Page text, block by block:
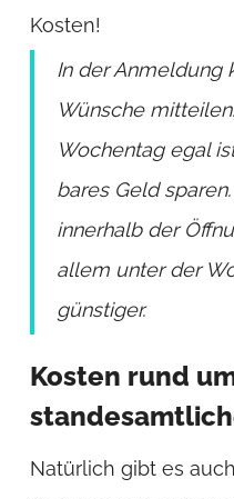
Kosten!
In der Anmeldung
Wünsche
Wochentag egal
bares Geld
innerhalb der
allem unter der
günstiger.
Kosten rund
Natürlich gibt es